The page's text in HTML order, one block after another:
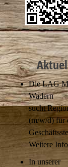
Die LAG
Wadern
sucht
(m/w/d) für
Weitere
In unserer